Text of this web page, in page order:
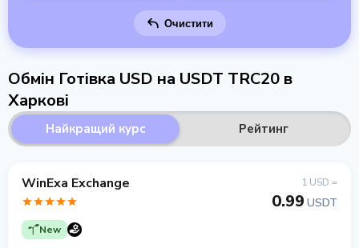
Очистити
Обмін Готівка USD на USDT TRC20 в
Харкові
Найкращий курс Рейтинг
WinExa Exchange
New
1 USD =
0.99 USDT